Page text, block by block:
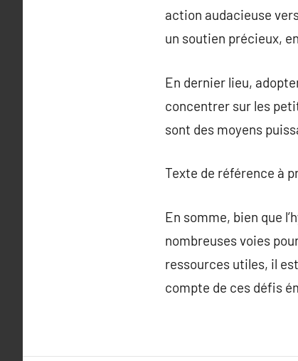
action audacieuse
un soutien précieux,
En dernier lieu,
concentrer sur les
sont des moyens
Texte de référence à
En somme, bien que
nombreuses voies
ressources utiles, il
compte de ces défis